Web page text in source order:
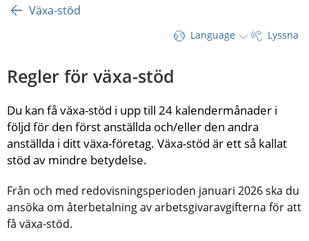
Växa-stöd
Language Lyssna
Regler för växa-stöd
Du kan få växa-stöd i upp till 24 kalendermånader i
följd för den först anställda och/eller den andra
anställda i ditt växa-företag. Växa-stöd är ett så kallat
stöd av mindre betydelse.
Från och med redovisningsperioden januari 2026 ska du
ansöka om återbetalning av arbetsgivaravgifterna för att
få växa-stöd.